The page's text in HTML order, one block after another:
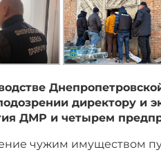
директору и
ДМР и четырем
чужим имуществом